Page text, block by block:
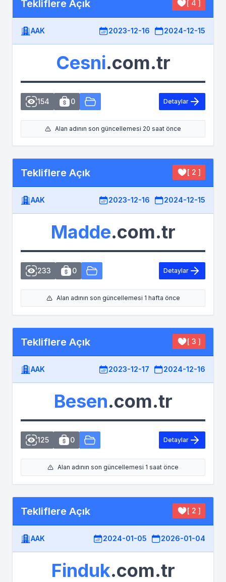
Tekliflere Açık [ 4 ]
AAK 2023-12-16 2024-12-15
Cesni.com.tr
154 0 Detaylar
Alan adının son güncellemesi 20 saat önce
Tekliflere Açık [ 2 ]
AAK 2023-12-16 2024-12-15
Madde.com.tr
233 0 Detaylar
Alan adının son güncellemesi 1 hafta önce
Tekliflere Açık [ 3 ]
AAK 2023-12-17 2024-12-16
Besen.com.tr
125 0 Detaylar
Alan adının son güncellemesi 1 saat önce
Tekliflere Açık [ 2 ]
AAK 2024-01-05 2026-01-04
Finduk.com.tr